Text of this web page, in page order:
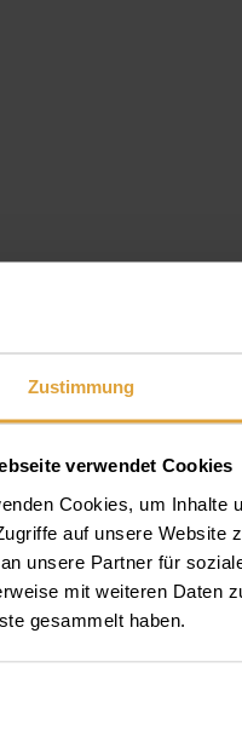
Zustimmung
verwendet Cookies
Cookies, um Inhalte
auf unsere Website
unsere Partner für
mit weiteren Daten
gesammelt haben.
kobald 2
bitte gib mir
einer